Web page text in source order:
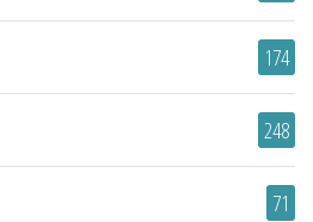
174
248
71